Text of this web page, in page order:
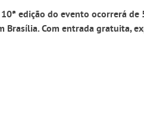
10ª edição do evento ocorrerá
Brasília. Com entrada gratuita,